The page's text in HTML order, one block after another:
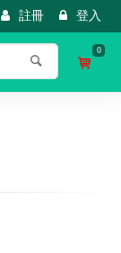
註冊 登入
0